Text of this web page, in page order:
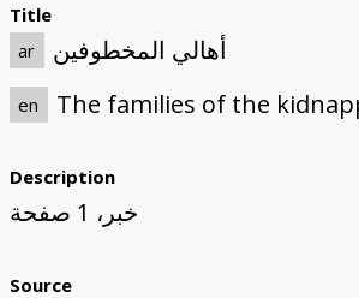
Title
ar
أهالي المخطوفين
en The families of the
Description
خبر، 1 صفحة
Source